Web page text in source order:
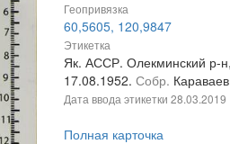
Геопривязка
60,5605, 120,9847
Этикетка
Як. АССР. Олекминский р-
17.08.1952. Собр.
Дата ввода этикетки 28.03.2019
Полная карточка